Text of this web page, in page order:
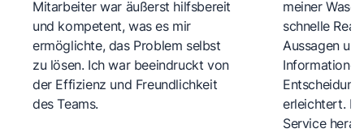
Mitarbeiter war äußerst hilfsbereit
und kompetent, was es mir
ermöglichte, das Problem selbst
zu lösen. Ich war beeindruckt von
der Effizienz und Freundlichkeit
des Teams.
meiner
schnelle
Aussagen
erleichtert.
Service